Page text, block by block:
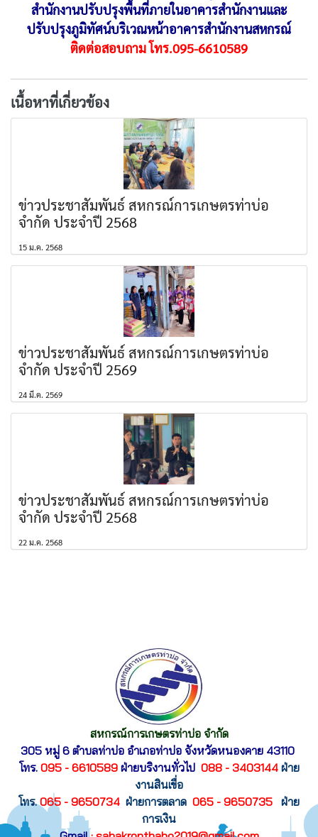
สำนักงานปรับปรุงพื้นที่ภายในอาคารสำนักงานและ
ปรับปรุงภูมิทัศน์บริเวณหน้าอาคารสำนักงานสหกรณ์
ติดต่อสอบถาม โทร.095-6610589
เนื้อหาที่เกี่ยวข้อง
ข่าวประชาสัมพันธ์ สหกรณ์การเกษตรท่าบ่อ
จำกัด ประจำปี 2568
15 ม.ค. 2568
ข่าวประชาสัมพันธ์ สหกรณ์การเกษตรท่าบ่อ
จำกัด ประจำปี 2569
24 มี.ค. 2569
ข่าวประชาสัมพันธ์ สหกรณ์การเกษตรท่าบ่อ
จำกัด ประจำปี 2568
22 ม.ค. 2568
สหกรณ์การเกษตรท่าบ่อ จำกัด
305 หมู่ 6 ตำบลท่าบ่อ อำเภอท่าบ่อ จังหวัดหนองคาย 43110
โทร. 095 - 6610589 ฝ่ายบริงานทั่วไป 088 - 3403144 ฝ่าย
งานสินเขื่อ
โทร.065 - 9650734 ฝ่ายการตลาด 065 - 9650735 ฝ่าย
การเงิน